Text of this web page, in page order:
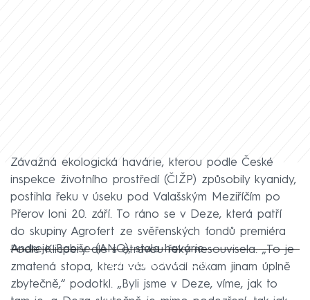
Závažná ekologická havárie, kterou podle České
inspekce životního prostředí (ČIŽP) způsobily kyanidy,
postihla řeku v úseku pod Valašským Meziříčím po
Přerov loni 20. září. To ráno se v Deze, která patří
do skupiny Agrofert ze svěřenských fondů premiéra
Andreje Babiše (ANO), stala havárie.
Failed to fetch
Podle Klicpery ale s otravou řeky nesouvisela. „To je
zmatená stopa, která vás odvádí někam jinam úplně
zbytečně,“ podotkl. „Byli jsme v Deze, víme, jak to